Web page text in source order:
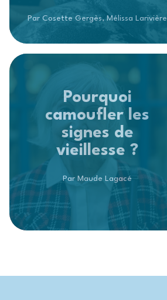
Par Cosette Gergès, Mélissa Larivière
Pourquoi
camoufler les
signes de
vieillesse ?
Par Maude Lagacé